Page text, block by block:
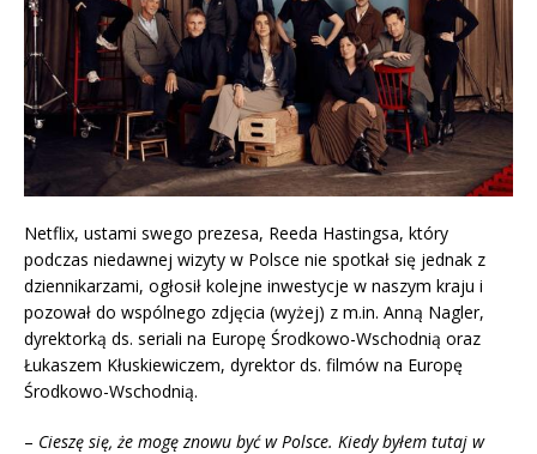
Netflix, ustami swego prezesa, Reeda Hastingsa, który
podczas niedawnej wizyty w Polsce nie spotkał się jednak z
dziennikarzami, ogłosił kolejne inwestycje w naszym kraju i
pozował do wspólnego zdjęcia (wyżej) z m.in. Anną Nagler,
dyrektorką ds. seriali na Europę Środkowo-Wschodnią oraz
Łukaszem Kłuskiewiczem, dyrektor ds. filmów na Europę
Środkowo-Wschodnią.
– Cieszę się, że mogę znowu być w Polsce. Kiedy byłem tutaj w